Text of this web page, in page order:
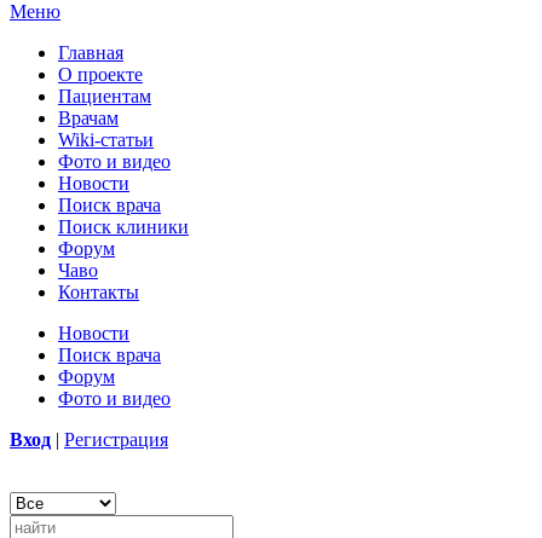
Меню
Главная
О проекте
Пациентам
Врачам
Wiki-статьи
Фото и видео
Новости
Поиск врача
Поиск клиники
Форум
Чаво
Контакты
Новости
Поиск врача
Форум
Фото и видео
Вход | Регистрация